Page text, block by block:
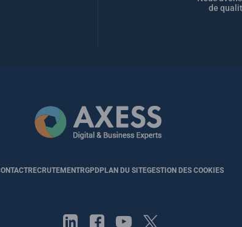
de
RECRUTEMENTRGPDPLAN DU SITEGESTION DES COOKIES